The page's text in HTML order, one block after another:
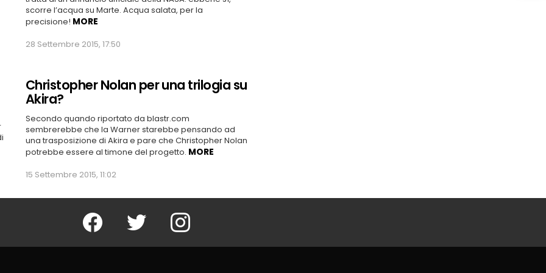
scorre l’acqua su Marte. Acqua salata, per la
precisione! MORE
28 Settembre 2015, 17:50
Christopher Nolan per una trilogia su
Akira?
Secondo quando riportato da blastr.com
sembrerebbe che la Warner starebbe pensando ad
una trasposizione di Akira e pare che Christopher Nolan
potrebbe essere al timone del progetto. MORE
15 Settembre 2015, 11:02
Facebook Twitter Instagram